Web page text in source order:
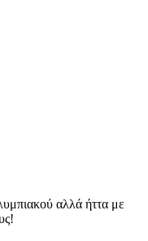
αλλά ήττα με